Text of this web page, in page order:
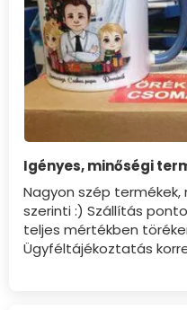
Igényes, minőségi
Nagyon szép
szerinti :) Szállítás
teljes mértékben
Ügyféltájékoztatás